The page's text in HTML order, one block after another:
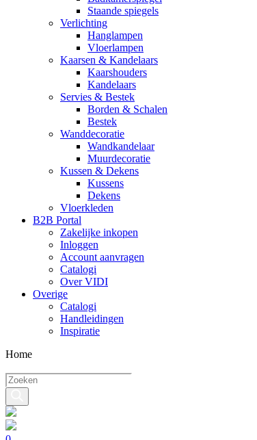
Staande spiegels
Verlichting
Hanglampen
Vloerlampen
Kaarsen & Kandelaars
Kaarshouders
Kandelaars
Servies & Bestek
Borden & Schalen
Bestek
Wanddecoratie
Wandkandelaar
Muurdecoratie
Kussen & Dekens
Kussens
Dekens
Vloerkleden
B2B Portal
Zakelijke inkopen
Inloggen
Account aanvragen
Catalogi
Over VIDI
Overige
Catalogi
Handleidingen
Inspiratie
Home
Producten
zoeken